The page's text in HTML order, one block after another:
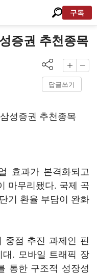
구독
증권 추천종목
답글쓰기
성증권 추천종목
효과가 본격화되고
마무리됐다. 국제 곡
기 환율 부담이 완화
중점 추진 과제인 핀
. 모바일 트래픽 장
통한 구조적 성장성